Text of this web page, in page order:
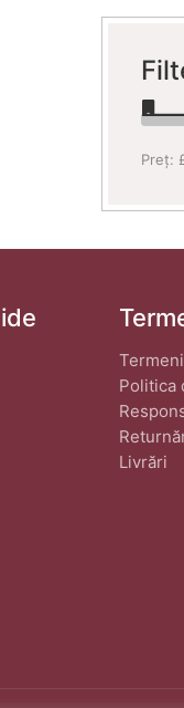
Preț
Preț
Preț:
Politica
Livrări